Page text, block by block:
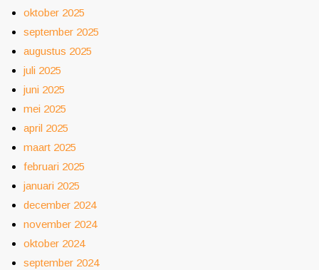
oktober 2025
september 2025
augustus 2025
juli 2025
juni 2025
mei 2025
april 2025
maart 2025
februari 2025
januari 2025
december 2024
november 2024
oktober 2024
september 2024